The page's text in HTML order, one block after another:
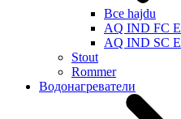
Все hajdu
AQ IND FC E
AQ IND SC E
Stout
Rommer
Водонагреватели